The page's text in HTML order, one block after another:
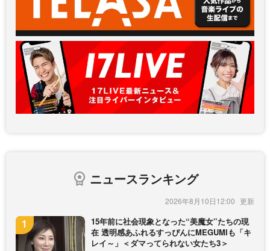
ニュースランキング
2026年8月10日12:00
15年前に社会現象となった“美魔女”たちの現
在 透明感あふれるすっぴんにMEGUMIも「キ
レイ～」＜ダマってられない女たち3＞